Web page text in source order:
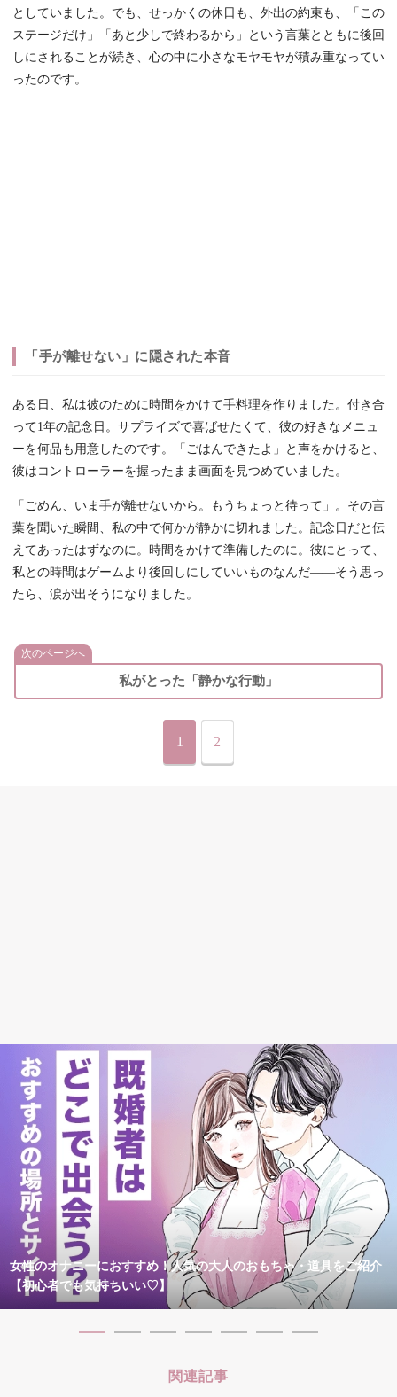
としていました。でも、せっかくの休日も、外出の約束も、「この
ステージだけ」「あと少しで終わるから」という言葉とともに後回
しにされることが続き、心の中に小さなモヤモヤが積み重なってい
ったのです。
「手が離せない」に隠された本音
ある日、私は彼のために時間をかけて手料理を作りました。付き合
って1年の記念日。サプライズで喜ばせたくて、彼の好きなメニュ
ーを何品も用意したのです。「ごはんできたよ」と声をかけると、
彼はコントローラーを握ったまま画面を見つめていました。
「ごめん、いま手が離せないから。もうちょっと待って」。その言
葉を聞いた瞬間、私の中で何かが静かに切れました。記念日だと伝
えてあったはずなのに。時間をかけて準備したのに。彼にとって、
私との時間はゲームより後回しにしていいものなんだ——そう思っ
たら、涙が出そうになりました。
次のページへ
私がとった「静かな行動」
1 2
女性のオナニーにおすすめ！人気の大人のおもちゃ・道具をご紹介
【初心者でも気持ちいい♡】
関連記事